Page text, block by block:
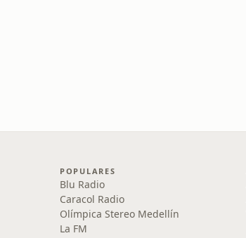
POPULARES
Blu Radio
Caracol Radio
Olímpica Stereo Medellín
La FM